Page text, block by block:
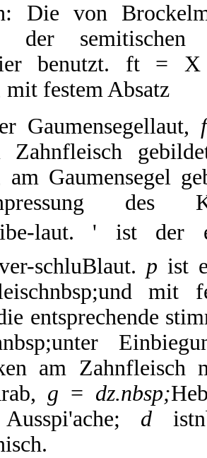
Die von
der semitischen
benutzt. ft =
mit festem Absatz
Gaumensegellaut, f
Zahnfleisch
am Gaumensegel
des
laut. ' ist der
schluBlaut. p ist
mit
entsprechende
am
g = dz.nbsp;
d